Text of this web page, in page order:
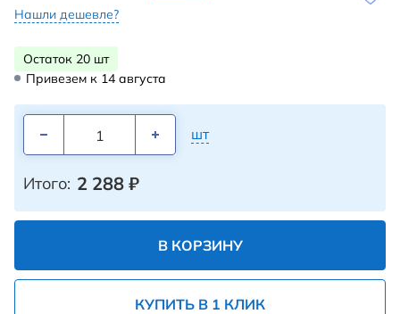
Нашли дешевле?
Остаток 20 шт
Привезем к 14 августа
шт
Итого: 2 288 ₽
В КОРЗИНУ
КУПИТЬ В 1 КЛИК